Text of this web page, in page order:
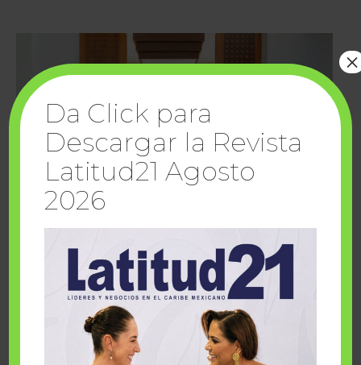
Cuando la solidaridad inspira; cumplen
sueños Fairmont Mayakoba y Make-A-Wish
Da Click para
Descargar la Revista
Latitud21 Agosto
2026
×